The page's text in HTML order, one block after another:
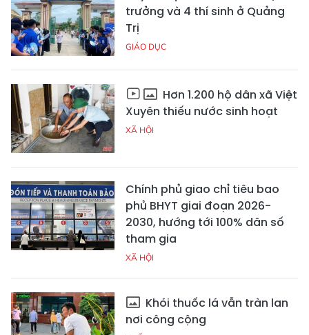
trưởng và 4 thí sinh ở Quảng
Trị
GIÁO DỤC
Hơn 1.200 hộ dân xã Việt
Xuyên thiếu nước sinh hoạt
XÃ HỘI
Chính phủ giao chỉ tiêu bao
phủ BHYT giai đoạn 2026-
2030, hướng tới 100% dân số
tham gia
XÃ HỘI
Khói thuốc lá vẫn tràn lan
nơi công cộng